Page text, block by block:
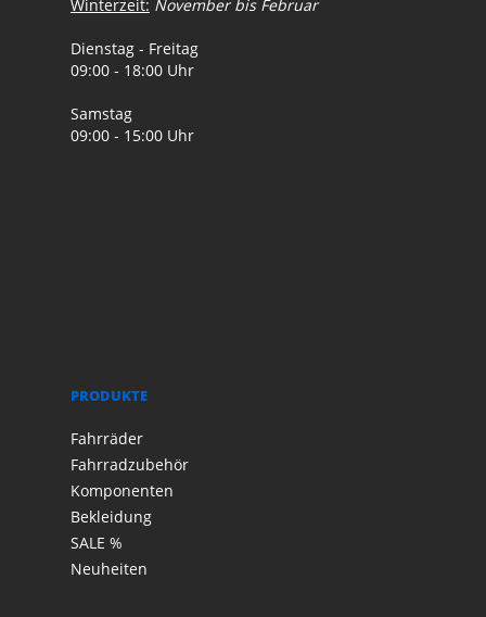
Winterzeit: November bis Februar
Dienstag - Freitag
09:00 - 18:00 Uhr
Samstag
09:00 - 15:00 Uhr
PRODUKTE
Fahrräder
Fahrradzubehör
Komponenten
Bekleidung
SALE %
Neuheiten